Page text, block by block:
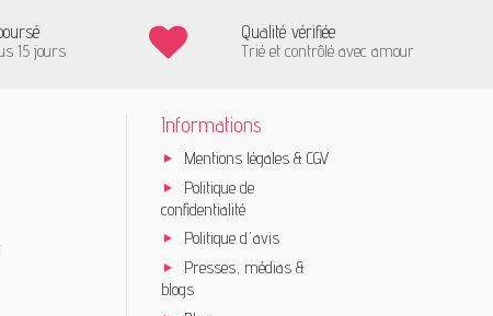
15 jours
Qualité vérifiée
Trié et contrôlé avec amour
Informations
Mentions légales & CGV
Politique de
confidentialité
Politique d'avis
Presses, médias &
blogs